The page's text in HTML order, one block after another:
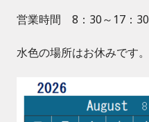
営業時間 8：30～17：30
水色の場所はお休みです。